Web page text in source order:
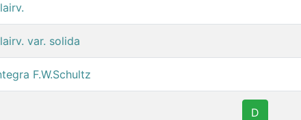
var. solida
F.W.Schultz
D